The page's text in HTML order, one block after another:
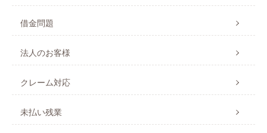
借金問題
法人のお客様
クレーム対応
未払い残業